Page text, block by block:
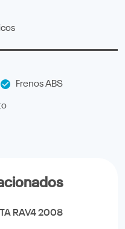
Frenos ABS
RAV4 2008